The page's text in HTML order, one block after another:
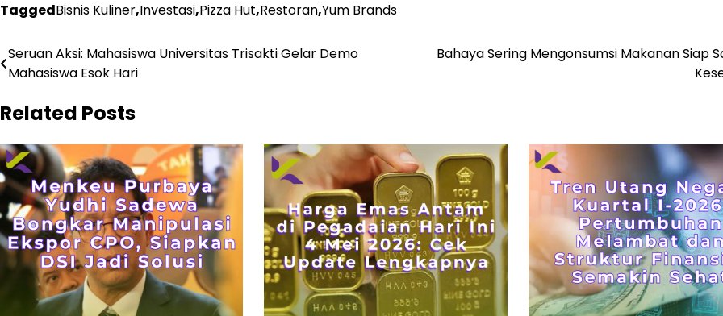
TaggedBisnis Kuliner,Investasi,Pizza Hut,Restoran,Yum Brands
Navigasi
Seruan Aksi: Mahasiswa Universitas Trisakti Gelar Demo
Mahasiswa Esok Hari
Bahaya Sering Mengonsumsi Makanan Siap
Related Posts